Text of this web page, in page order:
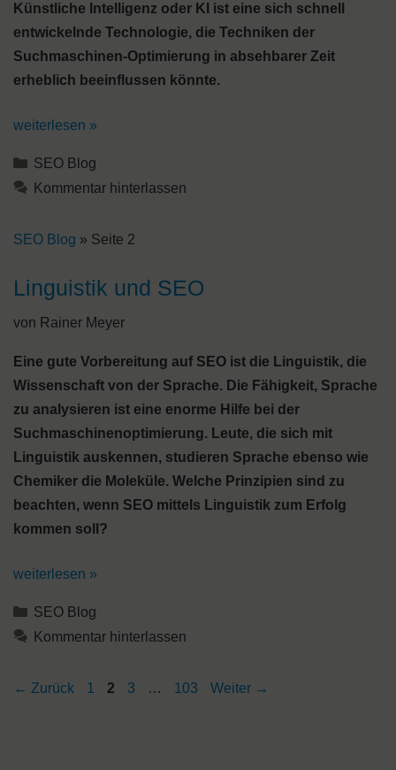
Künstliche Intelligenz oder KI ist eine sich schnell
entwickelnde Technologie, die Techniken der
Suchmaschinen-Optimierung in absehbarer Zeit
erheblich beeinflussen könnte.
weiterlesen »
Kategorien
SEO Blog
Kommentar hinterlassen
SEO Blog » Seite 2
Linguistik und SEO
von Rainer Meyer
Eine gute Vorbereitung auf SEO ist die Linguistik, die
Wissenschaft von der Sprache. Die Fähigkeit, Sprache
zu analysieren ist eine enorme Hilfe bei der
Suchmaschinenoptimierung. Leute, die sich mit
Linguistik auskennen, studieren Sprache ebenso wie
Chemiker die Moleküle. Welche Prinzipien sind zu
beachten, wenn SEO mittels Linguistik zum Erfolg
kommen soll?
weiterlesen »
Kategorien
SEO Blog
Kommentar hinterlassen
← Zurück Seite
1 Seite
2 Seite
3 … Seite
103 Weiter →